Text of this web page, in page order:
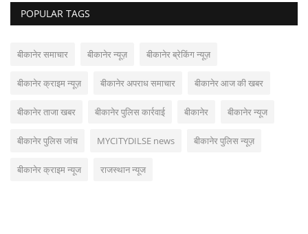
POPULAR TAGS
बीकानेर समाचार बीकानेर न्यूज़ बीकानेर ब्रेकिंग न्यूज़
बीकानेर क्राइम न्यूज़ बीकानेर अपराध समाचार बीकानेर आज की खबर
बीकानेर ताजा खबर बीकानेर पुलिस कार्रवाई बीकानेर बीकानेर न्यूज
बीकानेर पुलिस जांच MYCITYDILSE news बीकानेर पुलिस न्यूज़
बीकानेर क्राइम न्यूज राजस्थान न्यूज